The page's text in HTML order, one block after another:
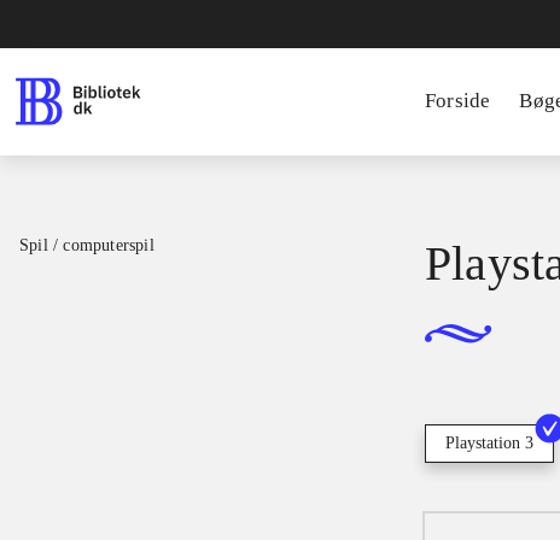
Forside
Spil / computerspil
Playstation 3